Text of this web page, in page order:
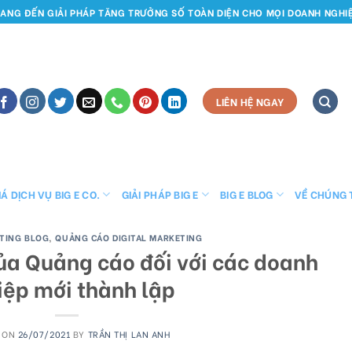
ĐẾN GIẢI PHÁP TĂNG TRƯỞNG SỐ TOÀN DIỆN CHO MỌI DOANH
LIÊN HỆ NGAY
DỊCH VỤ BIG E CO. GIẢI PHÁP BIG E BIG E BLOG VỀ CHÚNG
BLOG,QUẢNG CÁO DIGITAL MARKETING
Quảng cáo đối với các doanh
mới thành lập
26/07/2021 BY TRẦN THỊ LAN ANH